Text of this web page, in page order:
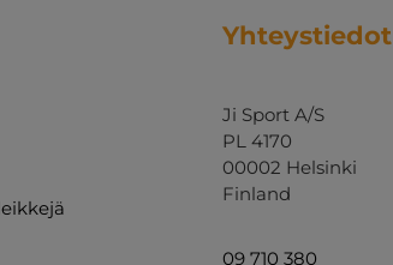
Yhteystiedot
Ji Sport A/S
PL 4170
00002 Helsinki
Finland
09 710 380